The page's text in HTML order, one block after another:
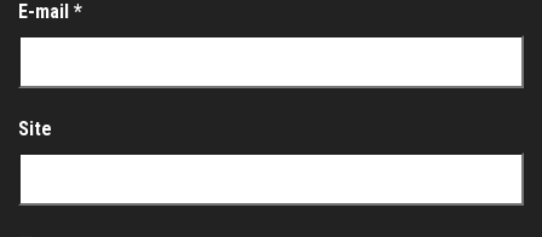
E-mail *
Site